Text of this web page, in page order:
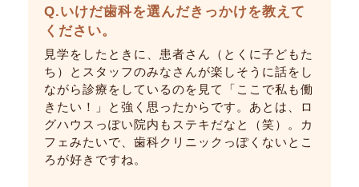
Q.いけだ歯科を選んだきっかけを教えて
ください。
見学をしたときに、患者さん（とくに子どもた
ち）とスタッフのみなさんが楽しそうに話をし
ながら診療をしているのを見て「ここで私も働
きたい！」と強く思ったからです。あとは、ロ
グハウスっぽい院内もステキだなと（笑）。カ
フェみたいで、歯科クリニックっぽくないとこ
ろが好きですね。
何ですか？
仲のよい友達が、歯科クリニックで働いている
のを聞いて。「面白そうだな、私もやってみた
いな」と思ったのがきっかけです！いけだ歯科
がちょうど募集をかけていたので、応募しまし
た。
Q.この仕事をしていて、嬉しいと感じる
瞬間はどんなときですか？
仕事を探していたとき、ちょうどいけだ歯科の
求人を見かけました。ホームページで楽しそう
な雰囲気を感じ、応募したのを覚えています。
入職後も毎日楽しくて（笑）。ここで働けてよ
かったです！
Q.仕事のやりがい、嬉しかったことは何
ですか？
「どんな風に接したら患者さんにとって心地良
Q.いけだ歯科を選んだ理由は何ですか？
ホームページから、院内の雰囲気の良さが伝わ
ってきたからです。「ここなら安心して働けそ
う！」と思いましたね。迷わず応募しました！
Ｑ.仕事のやりがいや嬉しかったことを教
えてください。
受付業務なので治療には直接携わらないのです
が、患者さんが治療を終え、喜ばれている姿を